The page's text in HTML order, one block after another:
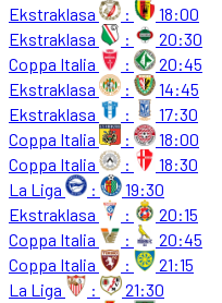
Ekstraklasa
:
18:00
Ekstraklasa
:
20:30
Coppa Italia
:
20:45
Ekstraklasa
:
14:45
Ekstraklasa
:
17:30
Coppa Italia
:
18:00
Coppa Italia
:
18:30
La Liga
:
19:30
Ekstraklasa
:
20:15
Coppa Italia
:
20:45
Coppa Italia
:
21:15
La Liga
:
21:30